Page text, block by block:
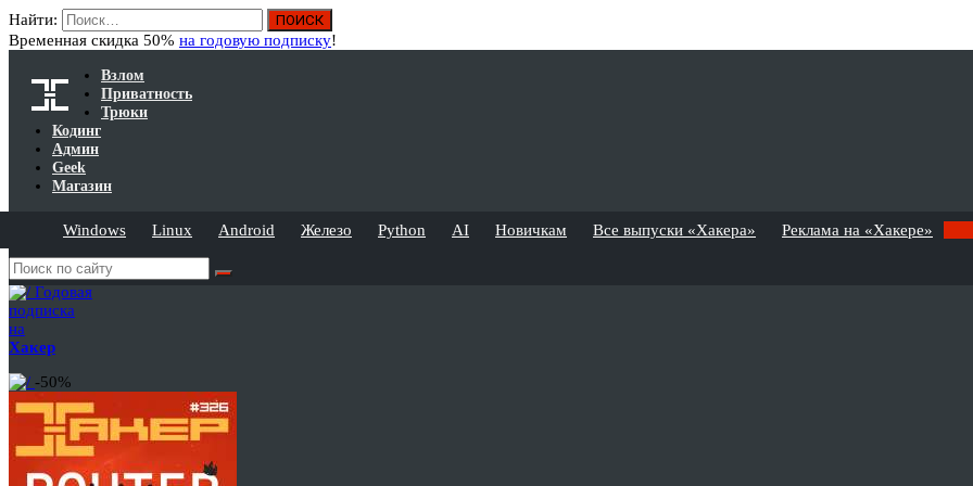
Найти:
Временная скидка 50% на годовую подписку!
Взлом
Приватность
Трюки
Кодинг
Админ
Geek
Магазин
Windows Linux Android Железо Python AI Новичкам Все выпуски «Хакера» Реклама на «Хакере»
Годовая
подписка
на
Хакер
-50%